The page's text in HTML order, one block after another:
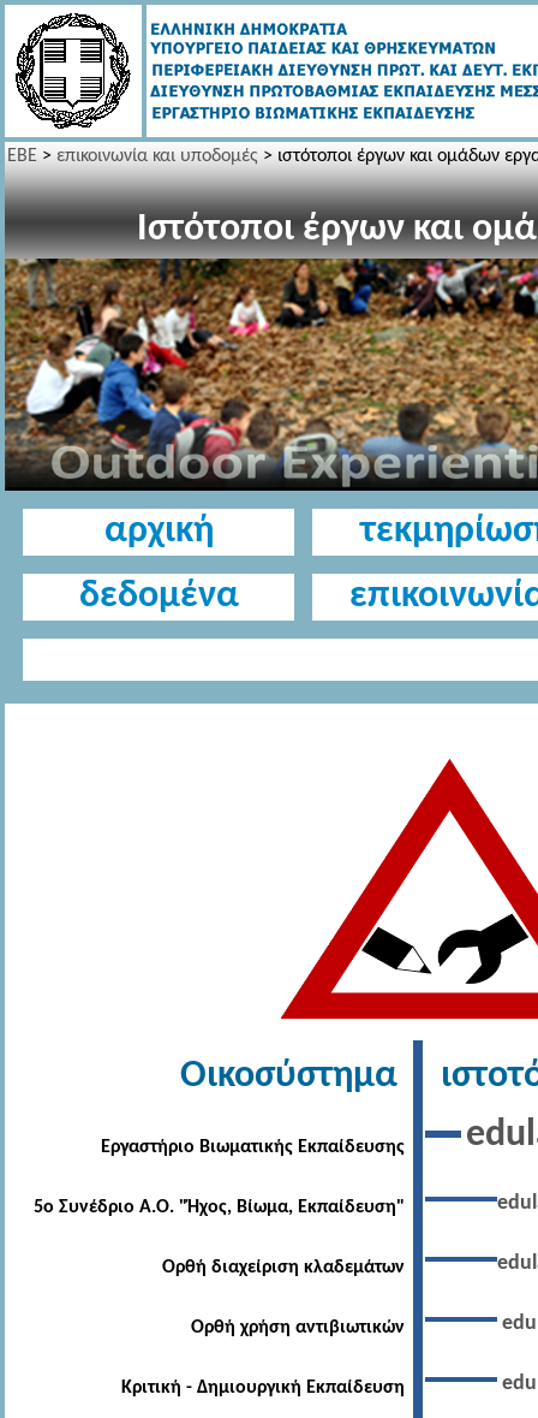
EBE > επικοινωνία και υποδομές > ιστότοποι έργων και ομάδων
Ιστότοποι έργων και
αρχική τ
δεδομένα
Οικοσύστημα
Εργαστήριο Βιωματικής Εκπαίδευσης
5ο Συνέδριο Α.Ο. "Ήχος, Βίωμα, Εκπαίδευση"
Ορθή διαχείριση κλαδεμάτων
Ορθή χρήση αντιβιωτικών
Κριτική - Δημιουργική Εκπαίδευση